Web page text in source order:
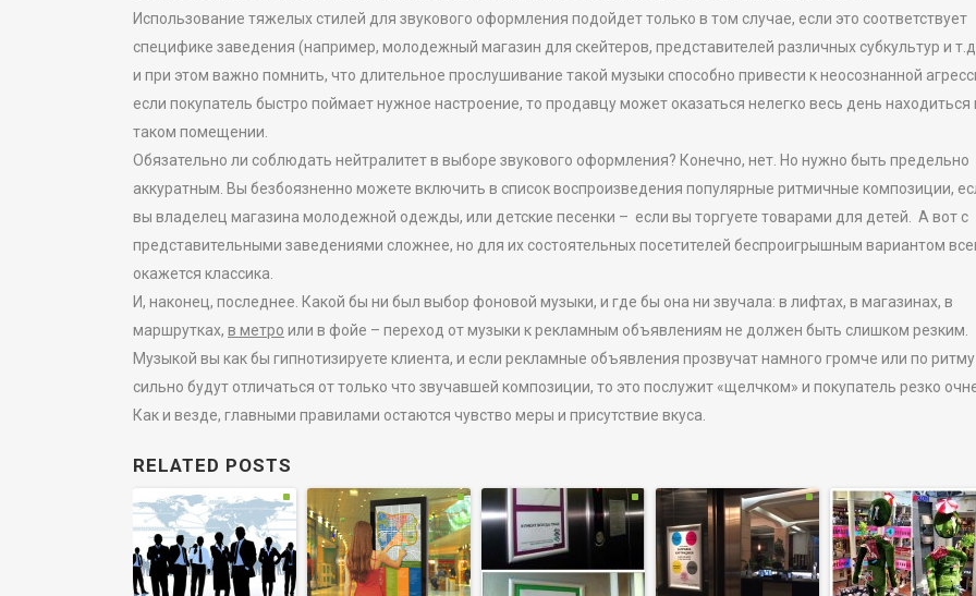
Использование тяжелых стилей для звукового оформления подойдет только в том случае, если это соответствует
специфике заведения (например, молодежный магазин для скейтеров, представителей различных субкультур и
и при этом важно помнить, что длительное прослушивание такой музыки способно привести к неосознанной
если покупатель быстро поймает нужное настроение, то продавцу может оказаться нелегко весь день находиться
таком помещении.
Обязательно ли соблюдать нейтралитет в выборе звукового оформления? Конечно, нет. Но нужно быть предельно
аккуратным. Вы безбоязненно можете включить в список воспроизведения популярные ритмичные композиции,
вы владелец магазина молодежной одежды, или детские песенки – если вы торгуете товарами для детей. А вот с
представительными заведениями сложнее, но для их состоятельных посетителей беспроигрышным вариантом
окажется классика.
И, наконец, последнее. Какой бы ни был выбор фоновой музыки, и где бы она ни звучала: в лифтах, в магазинах, в
маршрутках, в метро или в фойе – переход от музыки к рекламным объявлениям не должен быть слишком резким.
Музыкой вы как бы гипнотизируете клиента, и если рекламные объявления прозвучат намного громче или по ритму
сильно будут отличаться от только что звучавшей композиции, то это послужит «щелчком» и покупатель резко
Как и везде, главными правилами остаются чувство меры и присутствие вкуса.
RELATED POSTS